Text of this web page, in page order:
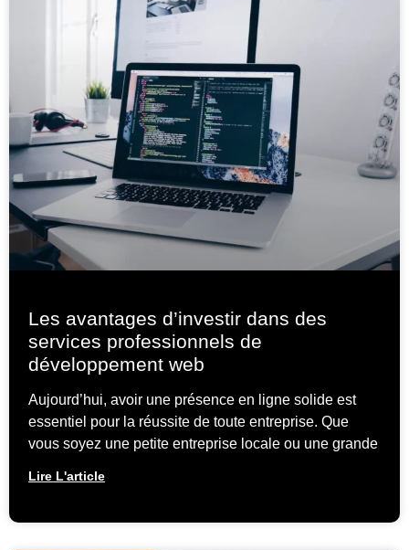
Les avantages d’investir dans des
services professionnels de
développement web
Aujourd’hui, avoir une présence en ligne solide est
essentiel pour la réussite de toute entreprise. Que
vous soyez une petite entreprise locale ou une grande
Lire L'article